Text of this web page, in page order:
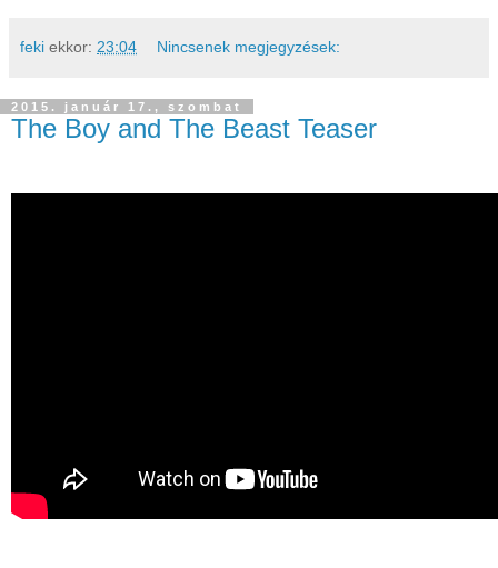
feki ekkor: 23:04 Nincsenek megjegyzések:
2015. január 17., szombat
The Boy and The Beast Teaser